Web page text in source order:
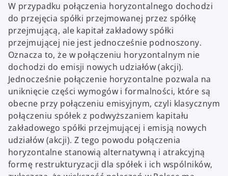
W przypadku połączenia horyzontalnego dochodzi
do przejęcia spółki przejmowanej przez spółkę
przejmującą, ale kapitał zakładowy spółki
przejmującej nie jest jednocześnie podnoszony.
Oznacza to, że w połączeniu horyzontalnym nie
dochodzi do emisji nowych udziałów (akcji).
Jednocześnie połączenie horyzontalne pozwala na
uniknięcie części wymogów i formalności, które są
obecne przy połączeniu emisyjnym, czyli klasycznym
połączeniu spółek z podwyższaniem kapitału
zakładowego spółki przejmującej i emisją nowych
udziałów (akcji). Z tego powodu połączenia
horyzontalne stanowią alternatywną i atrakcyjną
formę restrukturyzacji dla spółek i ich wspólników,